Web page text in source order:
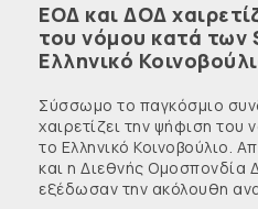
ΕΟΔ και ΔΟΔ
του νόμου κατά των
Ελληνικό
Σύσσωμο το παγκόσμιο
χαιρετίζει την ψήφιση του
το Ελληνικό Κοινοβούλιο.
και η Διεθνής
εξέδωσαν την ακόλουθη